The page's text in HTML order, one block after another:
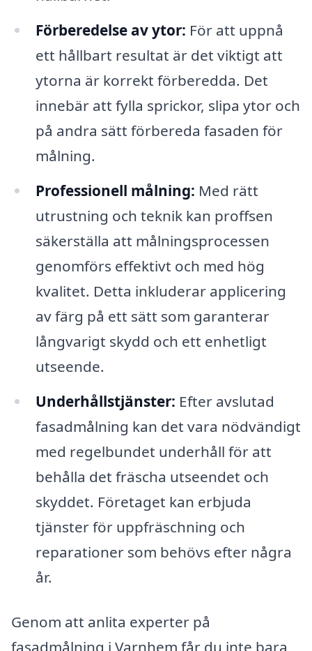
Förberedelse av ytor: För att uppnå
ett hållbart resultat är det viktigt att
ytorna är korrekt förberedda. Det
innebär att fylla sprickor, slipa ytor och
på andra sätt förbereda fasaden för
målning.
Professionell målning: Med rätt
utrustning och teknik kan proffsen
säkerställa att målningsprocessen
genomförs effektivt och med hög
kvalitet. Detta inkluderar applicering
av färg på ett sätt som garanterar
långvarigt skydd och ett enhetligt
utseende.
Underhållstjänster: Efter avslutad
fasadmålning kan det vara nödvändigt
med regelbundet underhåll för att
behålla det fräscha utseendet och
skyddet. Företaget kan erbjuda
tjänster för uppfräschning och
reparationer som behövs efter några
år.
Genom att anlita experter på
fasadmålning i Varnhem får du inte bara